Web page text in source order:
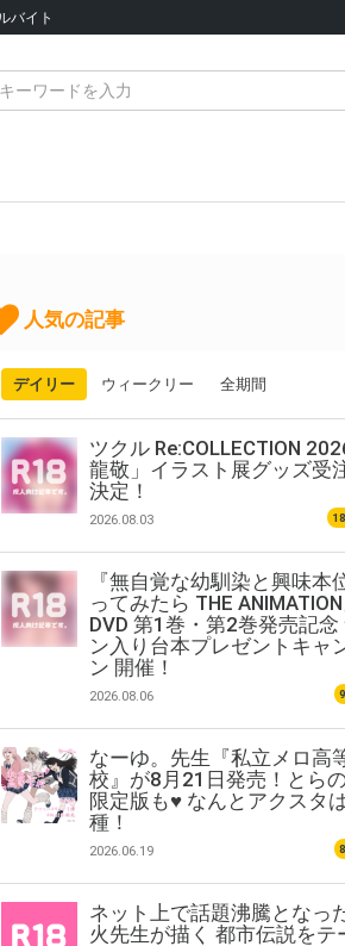
バイト
人気の記事
デイリー ウィークリー 全期間
ツクル Re:COLLECTION
龍敬」イラスト展グッズ受
決定！
2026.08.03
『無自覚な幼馴染と興味本
ってみたら THE ANIMATION
DVD 第1巻・第2巻発売記念
ン入り台本プレゼントキャ
ン 開催！
2026.08.06
なーゆ。先生『私立メロ高
校』が8月21日発売！とら
限定版も♥ なんとアクスタ
種！
2026.06.19
ネット上で話題沸騰となっ
火先生が描く 都市伝説をテ